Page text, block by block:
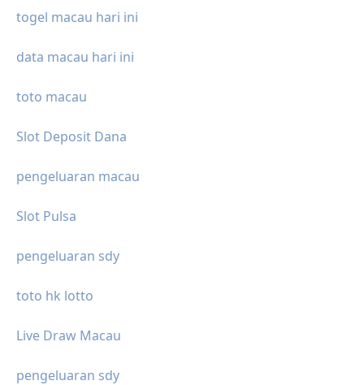
togel macau hari ini
data macau hari ini
toto macau
Slot Deposit Dana
pengeluaran macau
Slot Pulsa
pengeluaran sdy
toto hk lotto
Live Draw Macau
pengeluaran sdy